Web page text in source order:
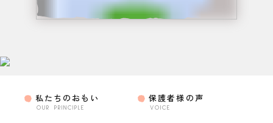
私たちのおもい
OUR PRINCIPLE
保護者様の声
VOICE